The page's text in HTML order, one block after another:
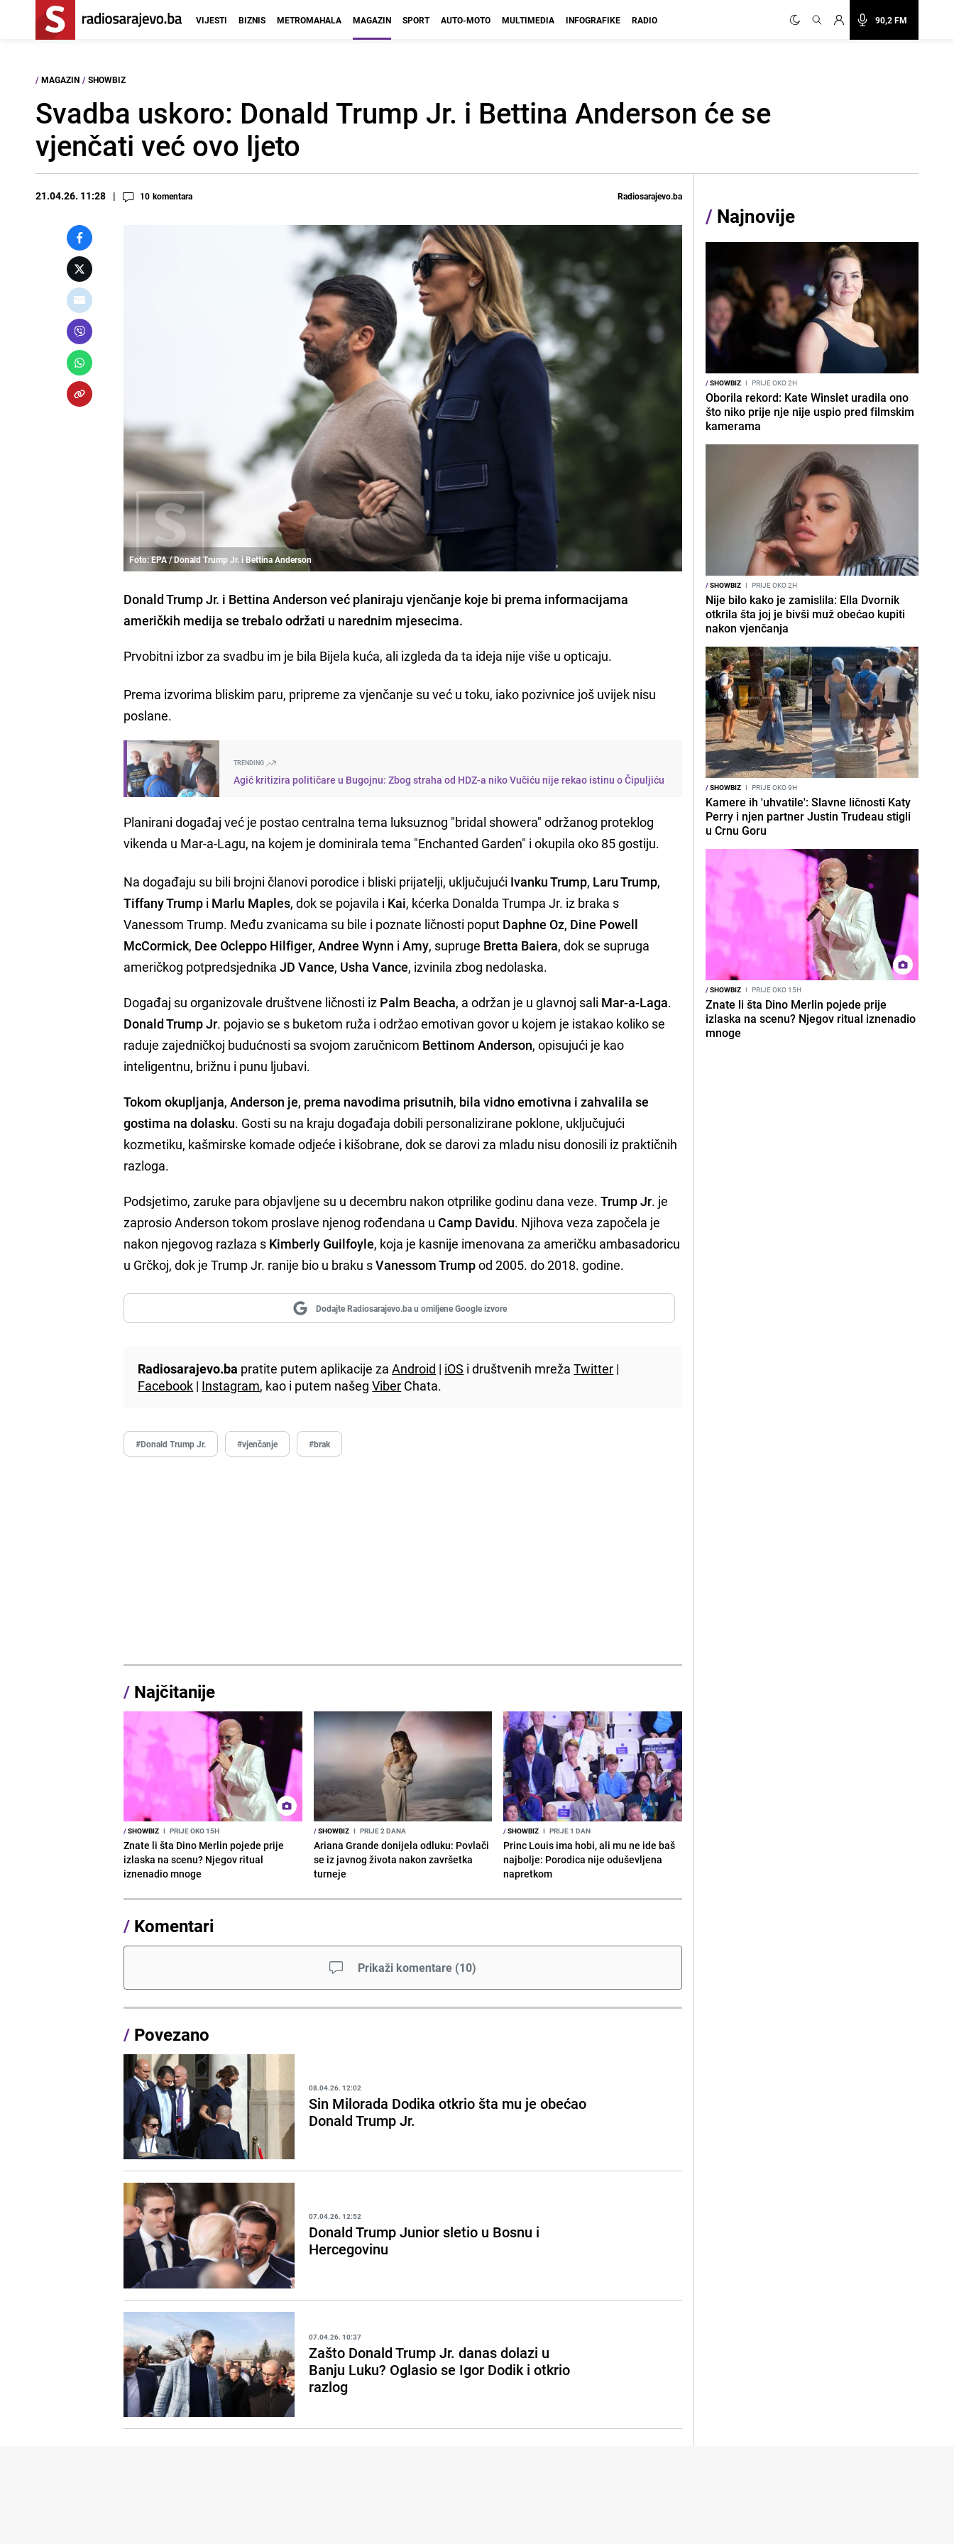
90,2 FM
VIJESTI BIZNIS METROMAHALA MAGAZIN SPORT AUTO-MOTO MULTIMEDIA INFOGRAFIKE RADIO
/ MAGAZIN / SHOWBIZ
Svadba uskoro: Donald Trump Jr. i Bettina Anderson će se
vjenčati već ovo ljeto
21.04.26. 11:28 10 komentara Radiosarajevo.ba
Foto: EPA / Donald Trump Jr. i Bettina Anderson
Donald Trump Jr. i Bettina Anderson već planiraju vjenčanje koje bi prema informacijama
američkih medija se trebalo održati u narednim mjesecima.
Prvobitni izbor za svadbu im je bila Bijela kuća, ali izgleda da ta ideja nije više u opticaju.
Prema izvorima bliskim paru, pripreme za vjenčanje su već u toku, iako pozivnice još uvijek nisu
poslane.
TRENDING
Agić kritizira političare u Bugojnu: Zbog straha od HDZ-a niko Vučiću nije rekao istinu o Čipuljiću
Planirani događaj već je postao centralna tema luksuznog "bridal showera" održanog proteklog
vikenda u Mar-a-Lagu, na kojem je dominirala tema "Enchanted Garden" i okupila oko 85 gostiju.
Na događaju su bili brojni članovi porodice i bliski prijatelji, uključujući Ivanku Trump, Laru Trump,
Tiffany Trump i Marlu Maples, dok se pojavila i Kai, kćerka Donalda Trumpa Jr. iz braka s
Vanessom Trump. Među zvanicama su bile i poznate ličnosti poput Daphne Oz, Dine Powell
McCormick, Dee Ocleppo Hilfiger,Andree Wynn iAmy, supruge Bretta Baiera, dok se supruga
američkog potpredsjednikaJD Vance, Usha Vance, izvinila zbog nedolaska.
Događaj su organizovale društvene ličnosti iz Palm Beacha, a održan je u glavnoj sali Mar-a-Laga.
Donald Trump Jr. pojavio se s buketom ruža i održao emotivan govor u kojem je istakao koliko se
raduje zajedničkoj budućnosti sa svojom zaručnicom Bettinom Anderson, opisujući je kao
inteligentnu, brižnu i punu ljubavi.
Tokom okupljanja,Anderson je, prema navodima prisutnih, bila vidno emotivna i zahvalila se
gostima na dolasku. Gosti su na kraju događaja dobili personalizirane poklone, uključujući
kozmetiku, kašmirske komade odjeće i kišobrane, dok se darovi za mladu nisu donosili iz praktičnih
razloga.
Podsjetimo, zaruke para objavljene su u decembru nakon otprilike godinu dana veze.Trump Jr. je
zaprosio Anderson tokom proslave njenog rođendana uCamp Davidu. Njihova veza započela je
nakon njegovog razlaza s Kimberly Guilfoyle, koja je kasnije imenovana za američku ambasadoricu
u Grčkoj, dok je Trump Jr. ranije bio u braku sVanessom Trumpod 2005. do 2018. godine.
Dodajte Radiosarajevo.ba u omiljene Google izvore
Radiosarajevo.ba pratite putem aplikacije zaAndroid | iOS i društvenih mrežaTwitter |
Facebook | Instagram, kao i putem našegViber Chata.
#Donald Trump Jr. #vjenčanje #brak
/ Najčitanije
/SHOWBIZ I PRIJE OKO 15H
Znate li šta Dino Merlin pojede prije
izlaska na scenu? Njegov ritual
iznenadio mnoge
/SHOWBIZ I PRIJE 2 DANA
Ariana Grande donijela odluku: Povlači
se iz javnog života nakon završetka
turneje
/SHOWBIZ I PRIJE 1 DAN
Princ Louis ima hobi, ali mu ne ide baš
najbolje: Porodica nije oduševljena
napretkom
/ Komentari
Prikaži komentare (10)
/ Povezano
08.04.26. 12:02
Sin Milorada Dodika otkrio šta mu je obećao
Donald Trump Jr.
07.04.26. 12:52
Donald Trump Junior sletio u Bosnu i
Hercegovinu
07.04.26. 10:37
Zašto Donald Trump Jr. danas dolazi u
Banju Luku? Oglasio se Igor Dodik i otkrio
razlog
/ Najnovije
/SHOWBIZ I PRIJE OKO 2H
Oborila rekord: Kate Winslet uradila ono
što niko prije nje nije uspio pred filmskim
kamerama
/SHOWBIZ I PRIJE OKO 2H
Nije bilo kako je zamislila: Ella Dvornik
otkrila šta joj je bivši muž obećao kupiti
nakon vjenčanja
/SHOWBIZ I PRIJE OKO 9H
Kamere ih 'uhvatile': Slavne ličnosti Katy
Perry i njen partner Justin Trudeau stigli
u Crnu Goru
/SHOWBIZ I PRIJE OKO 15H
Znate li šta Dino Merlin pojede prije
izlaska na scenu? Njegov ritual iznenadio
mnoge